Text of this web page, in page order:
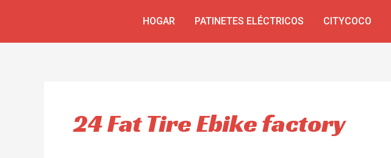
HOGAR PATINETES ELÉCTRICOS CITYCOCO
24 Fat Tire Ebike factory